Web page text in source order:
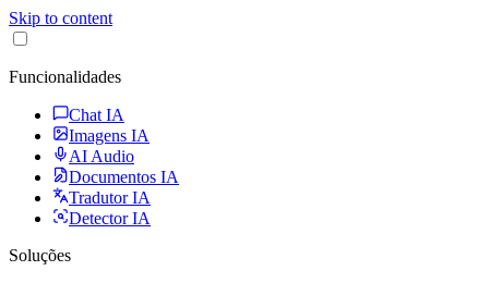
Skip to content
Funcionalidades
Chat IA
Imagens IA
AI Audio
Documentos IA
Tradutor IA
Detector IA
Soluções